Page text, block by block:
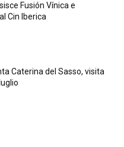
Fusión Vínica e
Cin Iberica
Caterina del Sasso, visita